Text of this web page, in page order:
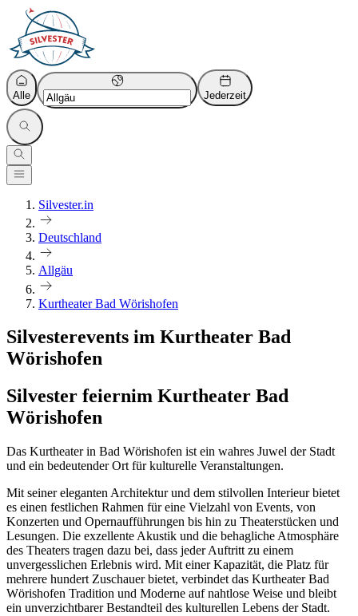
Alle Jederzeit
Silvester.in
Deutschland
Allgäu
Kurtheater Bad Wörishofen
Silvesterevents im Kurtheater Bad
Wörishofen
Silvester feiernim Kurtheater Bad
Wörishofen
Das Kurtheater in Bad Wörishofen ist ein wahres Juwel der Stadt
und ein bedeutender Ort für kulturelle Veranstaltungen.
Mit seiner eleganten Architektur und dem stilvollen Interieur bietet
es einen festlichen Rahmen für eine Vielzahl von Events, von
Konzerten und Opernaufführungen bis hin zu Theaterstücken und
Lesungen. Die exzellente Akustik und die behagliche Atmosphäre
des Theaters tragen dazu bei, dass jeder Auftritt zu einem
unvergesslichen Erlebnis wird. Mit einer Kapazität, die Platz für
mehrere hundert Zuschauer bietet, verbindet das Kurtheater Bad
Wörishofen Tradition und Moderne auf nahtlose Weise und bleibt
ein unverzichtbarer Bestandteil des kulturellen Lebens der Stadt.